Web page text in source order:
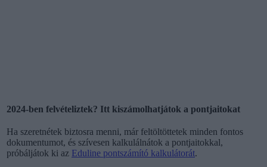
2024-ben felvételiztek? Itt kiszámolhatjátok a pontjaitokat
Ha szeretnétek biztosra menni, már feltöltöttetek minden fontos
dokumentumot, és szívesen kalkulálnátok a pontjaitokkal,
próbáljátok ki az Eduline pontszámító kalkulátorát.